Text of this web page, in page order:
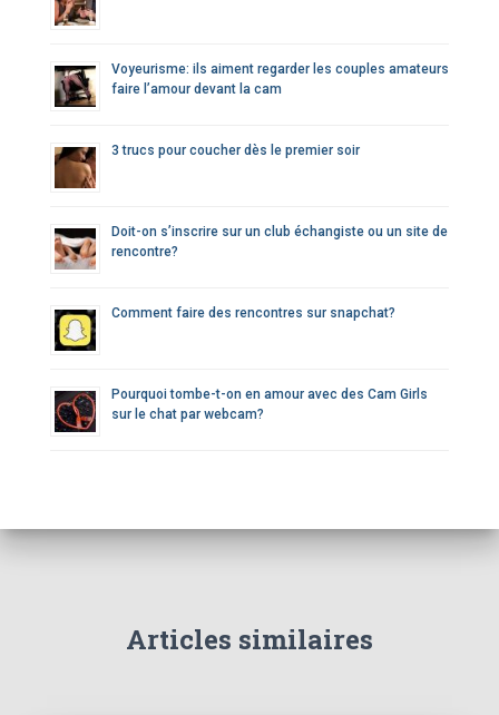
Voyeurisme: ils aiment regarder les couples amateurs
faire l’amour devant la cam
3 trucs pour coucher dès le premier soir
Doit-on s’inscrire sur un club échangiste ou un site de
rencontre?
Comment faire des rencontres sur snapchat?
Pourquoi tombe-t-on en amour avec des Cam Girls
sur le chat par webcam?
Articles similaires